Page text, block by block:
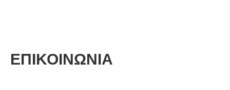
ΕΠΙΚΟΙΝΩΝΙΑ